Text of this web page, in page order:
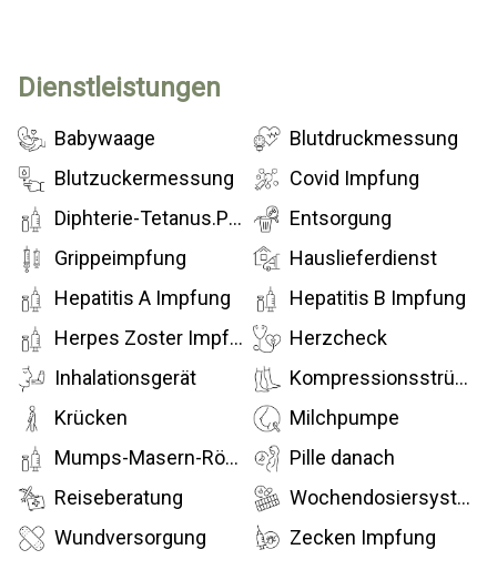
Dienstleistungen
Babywaage
Blutdruckmessung
Blutzuckermessung
Covid Impfung
Diphterie-Tetanus.Pertussis (dTp) Impfung
Entsorgung
Grippeimpfung
Hauslieferdienst
Hepatitis A Impfung
Hepatitis B Impfung
Herpes Zoster Impfung
Herzcheck
Inhalationsgerät
Kompressionsstrümpfe
Krücken
Milchpumpe
Mumps-Masern-Röteln ( MMR) Impfung
Pille danach
Reiseberatung
Wochendosiersystem
Wundversorgung
Zecken Impfung